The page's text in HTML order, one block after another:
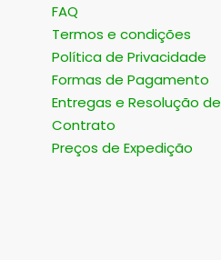
FAQ
Termos e condições
Política de Privacidade
Formas de Pagamento
Entregas e Resolução de
Contrato
Preços de Expedição